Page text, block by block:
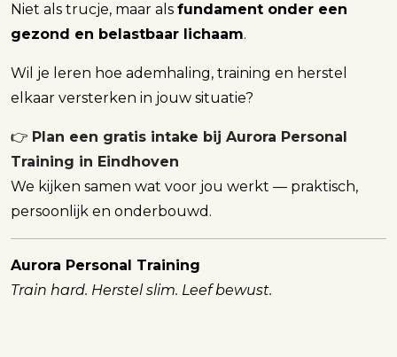
Niet als trucje, maar als fundament onder een
gezond en belastbaar lichaam.
Wil je leren hoe ademhaling, training en herstel
elkaar versterken in jouw situatie?
👉 Plan een gratis intake bij Aurora Personal
Training in Eindhoven
We kijken samen wat voor jou werkt — praktisch,
persoonlijk en onderbouwd.
Aurora Personal Training
Train hard. Herstel slim. Leef bewust.